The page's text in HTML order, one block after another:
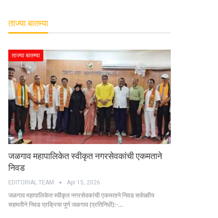
ताज्या बातम्या
ताज्या बातम्या
जळगाव महापालिकेत स्वीकृत नगरसेवकांची एकमताने
निवड
EDITORIAL TEAM Apr 15, 2026
जळगाव महापालिकेत स्वीकृत नगरसेवकांची एकमताने निवड सर्वपक्षीय
सहमतीने निवड प्रक्रिया पूर्ण जळगाव (प्रतिनिधी):-…